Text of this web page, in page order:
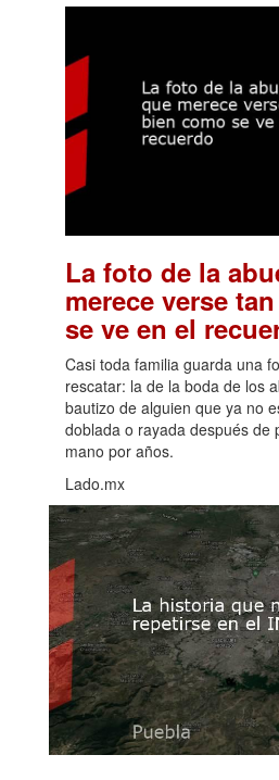
La foto de la
merece verse
se ve en el
Casi toda familia guarda una
rescatar: la de la boda de los
bautizo de alguien que ya no
doblada o rayada después de
mano por años.
Lado.mx